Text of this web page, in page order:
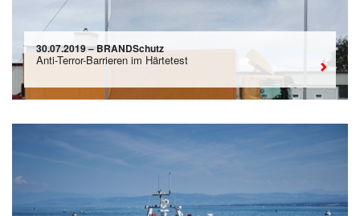
30.07.2019 – BRANDSchutz
Anti-Terror-Barrieren im Härtetest